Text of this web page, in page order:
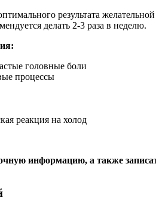
результата
делать 2-3 раза в неделю.
головные боли
процессы
реакция на холод
информацию, а также